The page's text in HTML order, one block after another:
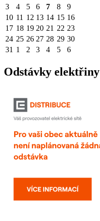
3
4 5 6 7 8
9
10 11 12 13 14 15 16
17 18 19 20 21 22 23
24 25 26 27 28 29 30
31 1 2 3 4 5 6
Odstávky elektřiny